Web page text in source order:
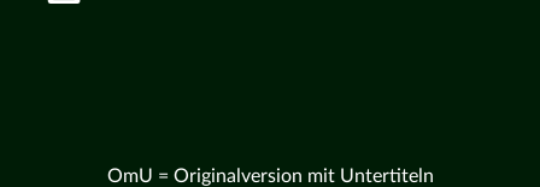
OmU = Originalversion mit Untertiteln